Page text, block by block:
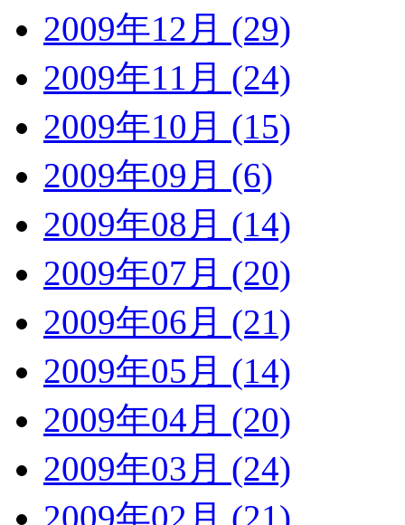
2009年12月 (29)
2009年11月 (24)
2009年10月 (15)
2009年09月 (6)
2009年08月 (14)
2009年07月 (20)
2009年06月 (21)
2009年05月 (14)
2009年04月 (20)
2009年03月 (24)
2009年02月 (21)